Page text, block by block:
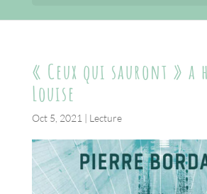
« Ceux qui sauront » a
Louise
Oct 5, 2021 | Lecture